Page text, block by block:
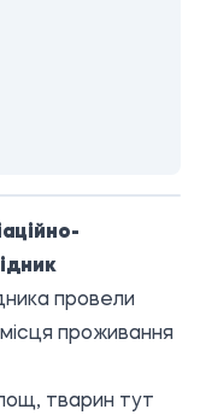
провели
проживання
тварин тут